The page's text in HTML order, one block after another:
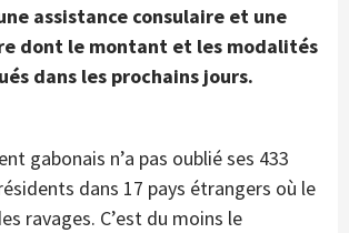
assistance consulaire et une
dont le montant et les modalités
dans les prochains jours.
gabonais n’a pas oublié ses 433
dans 17 pays étrangers où le
ravages. C’est du moins le